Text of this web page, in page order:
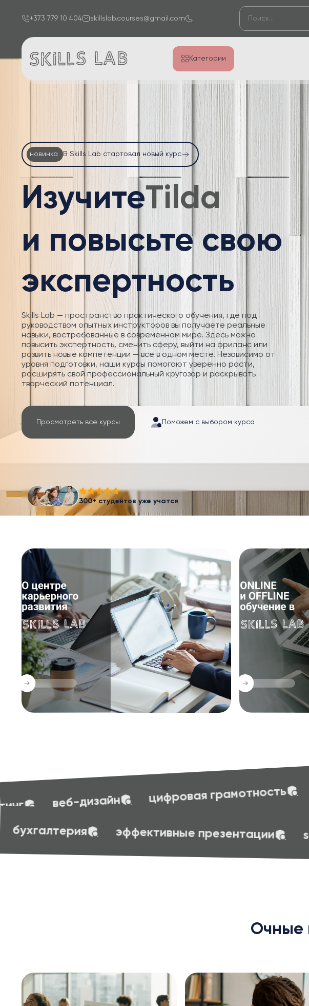
+373 779 10 404 skillslab.courses@gmail.com
Категории
новинка В Skills Lab стартовал новый курс
Изучите
и повысьте свою
экспертность
Skills Lab — пространство практического обучения, где под
руководством опытных инструкторов вы получаете реальные
навыки, востребованные в современном мире. Здесь можно
повысить экспертность, сменить сферу, выйти на фриланс или
развить новые компетенции — всё в одном месте. Независимо от
уровня подготовки, наши курсы помогают уверенно расти,
расширять свой профессиональный кругозор и раскрывать
творческий потенциал.
Просмотреть все курсы Поможем с выбором курса
300+ студентов уже учатся
цифровая грамотность бухгалтерия
грамотность бухгалтерия
Очные